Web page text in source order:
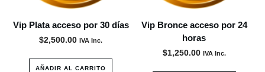
Vip Plata acceso por 30 días
$2,500.00 IVA Inc.
AÑADIR AL CARRITO
Vip Bronce acceso por 24
horas
$1,250.00 IVA Inc.